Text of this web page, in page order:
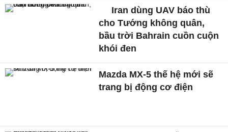
Iran dùng UAV báo thù
cho Tướng không quân,
bầu trời Bahrain cuồn cuộn
khói đen
Mazda MX-5 thế hệ mới sẽ
trang bị động cơ điện